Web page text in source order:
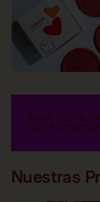
Nuestras